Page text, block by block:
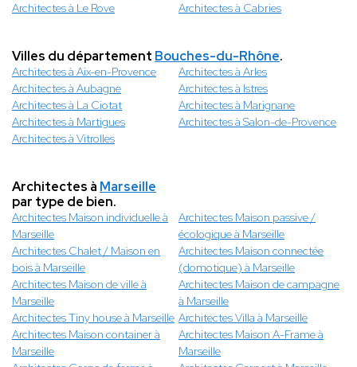
Architectes à Le Rove
Architectes à Cabries
Villes du département Bouches-du-Rhône.
Architectes à Aix-en-Provence
Architectes à Arles
Architectes à Aubagne
Architectes à Istres
Architectes à La Ciotat
Architectes à Marignane
Architectes à Martigues
Architectes à Salon-de-Provence
Architectes à Vitrolles
Architectes à Marseille
par type de bien.
Architectes Maison individuelle à
Marseille
Architectes Maison passive /
écologique à Marseille
Architectes Chalet / Maison en
bois à Marseille
Architectes Maison connectée
(domotique) à Marseille
Architectes Maison de ville à
Marseille
Architectes Maison de campagne
à Marseille
Architectes Tiny house à Marseille Architectes Villa à Marseille
Architectes Maison container à
Marseille
Architectes Maison A-Frame à
Marseille